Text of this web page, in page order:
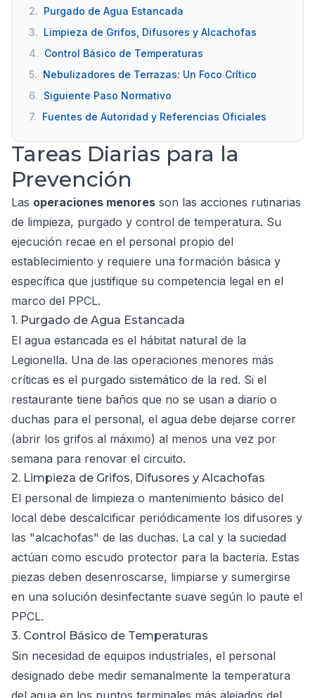
2. Purgado de Agua Estancada
3. Limpieza de Grifos, Difusores y Alcachofas
4. Control Básico de Temperaturas
5. Nebulizadores de Terrazas: Un Foco Crítico
6. Siguiente Paso Normativo
7. Fuentes de Autoridad y Referencias Oficiales
Tareas Diarias para la
Prevención
Las operaciones menores son las acciones rutinarias
de limpieza, purgado y control de temperatura. Su
ejecución recae en el personal propio del
establecimiento y requiere una formación básica y
específica que justifique su competencia legal en el
marco del PPCL.
1. Purgado de Agua Estancada
El agua estancada es el hábitat natural de la
Legionella. Una de las operaciones menores más
críticas es el purgado sistemático de la red. Si el
restaurante tiene baños que no se usan a diario o
duchas para el personal, el agua debe dejarse correr
(abrir los grifos al máximo) al menos una vez por
semana para renovar el circuito.
2. Limpieza de Grifos, Difusores y Alcachofas
El personal de limpieza o mantenimiento básico del
local debe descalcificar periódicamente los difusores y
las "alcachofas" de las duchas. La cal y la suciedad
actúan como escudo protector para la bacteria. Estas
piezas deben desenroscarse, limpiarse y sumergirse
en una solución desinfectante suave según lo paute el
PPCL.
3. Control Básico de Temperaturas
Sin necesidad de equipos industriales, el personal
designado debe medir semanalmente la temperatura
del agua en los puntos terminales más alejados del